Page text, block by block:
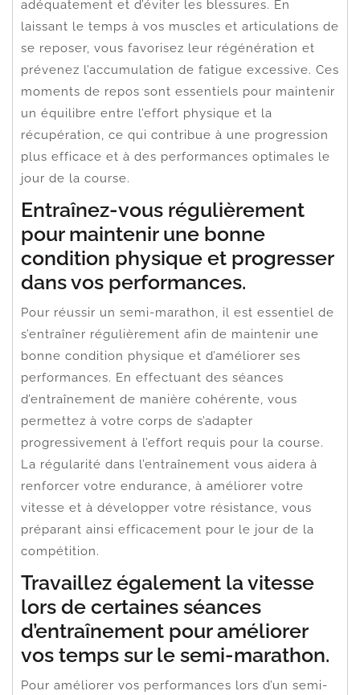
adéquatement et d’éviter les blessures. En
laissant le temps à vos muscles et articulations de
se reposer, vous favorisez leur régénération et
prévenez l’accumulation de fatigue excessive. Ces
moments de repos sont essentiels pour maintenir
un équilibre entre l’effort physique et la
récupération, ce qui contribue à une progression
plus efficace et à des performances optimales le
jour de la course.
Entraînez-vous régulièrement
pour maintenir une bonne
condition physique et progresser
dans vos performances.
Pour réussir un semi-marathon, il est essentiel de
s’entraîner régulièrement afin de maintenir une
bonne condition physique et d’améliorer ses
performances. En effectuant des séances
d’entraînement de manière cohérente, vous
permettez à votre corps de s’adapter
progressivement à l’effort requis pour la course.
La régularité dans l’entraînement vous aidera à
renforcer votre endurance, à améliorer votre
vitesse et à développer votre résistance, vous
préparant ainsi efficacement pour le jour de la
compétition.
Travaillez également la vitesse
lors de certaines séances
d’entraînement pour améliorer
vos temps sur le semi-marathon.
Pour améliorer vos performances lors d’un semi-